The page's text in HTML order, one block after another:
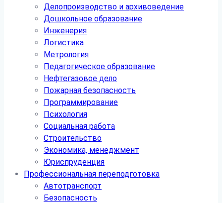
Делопроизводство и архивоведение
Дошкольное образование
Инженерия
Логистика
Метрология
Педагогическое образование
Нефтегазовое дело
Пожарная безопасность
Программирование
Психология
Социальная работа
Строительство
Экономика, менеджмент
Юриспруденция
Профессиональная переподготовка
Автотранспорт
Безопасность